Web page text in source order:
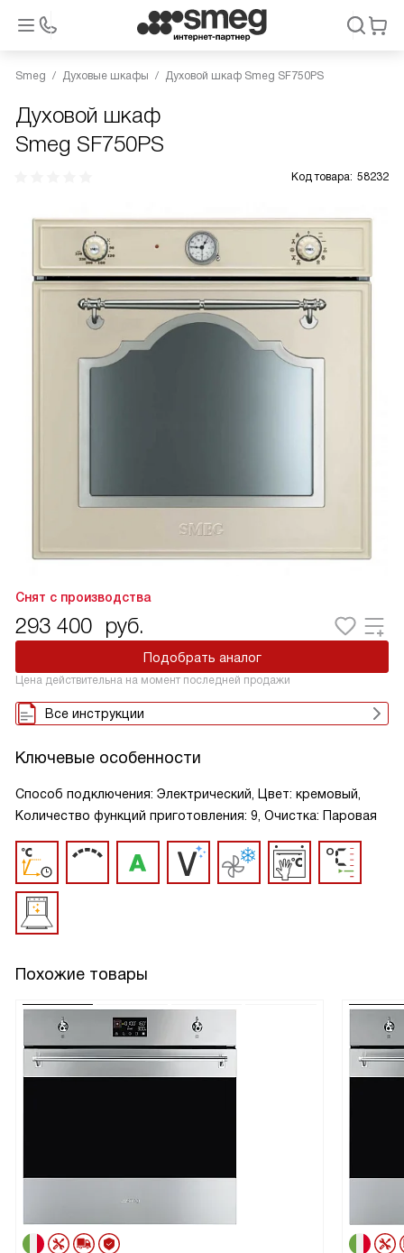
Smeg Духовые шкафы Духовой шкаф Smeg SF750PS
Духовой шкаф
Smeg SF750PS
Код товара: 58232
Снят с производства
293 400 руб.
Подобрать аналог
Цена действительна на момент последней продажи
Все инструкции
Ключевые особенности
Способ подключения: Электрический, Цвет: кремовый,
Количество функций приготовления: 9, Очистка: Паровая
Похожие товары